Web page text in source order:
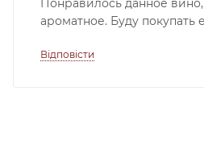
Понравилось данное вино,
ароматное. Буду покупать
Відповісти